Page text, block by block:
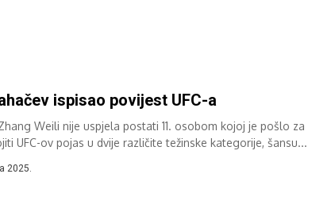
ispisao povijest UFC-a
Weili nije uspjela postati 11. osobom kojoj je pošlo za
UFC-ov pojas u dvije različite težinske kategorije, šansu...
2025.